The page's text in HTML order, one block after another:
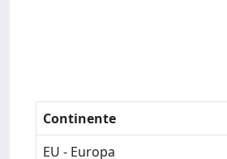
Continente
EU - Europa